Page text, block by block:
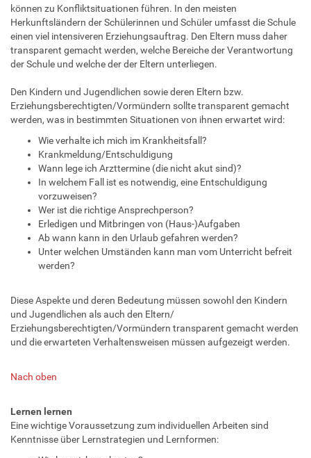
können zu Konfliktsituationen führen. In den meisten
Herkunftsländern der Schülerinnen und Schüler umfasst die Schule
einen viel intensiveren Erziehungsauftrag. Den Eltern muss daher
transparent gemacht werden, welche Bereiche der Verantwortung
der Schule und welche der der Eltern unterliegen.
Den Kindern und Jugendlichen sowie deren Eltern bzw.
Erziehungsberechtigten/Vormündern sollte transparent gemacht
werden, was in bestimmten Situationen von ihnen erwartet wird:
Wie verhalte ich mich im Krankheitsfall?
Krankmeldung/Entschuldigung
Wann lege ich Arzttermine (die nicht akut sind)?
In welchem Fall ist es notwendig, eine Entschuldigung
vorzuweisen?
Wer ist die richtige Ansprechperson?
Erledigen und Mitbringen von (Haus-)Aufgaben
Ab wann kann in den Urlaub gefahren werden?
Unter welchen Umständen kann man vom Unterricht befreit
werden?
Diese Aspekte und deren Bedeutung müssen sowohl den Kindern
und Jugendlichen als auch den Eltern/
Erziehungsberechtigten/Vormündern transparent gemacht werden
und die erwarteten Verhaltensweisen müssen aufgezeigt werden.
Nach oben
Lernen lernen
Eine wichtige Voraussetzung zum individuellen Arbeiten sind
Kenntnisse über Lernstrategien und Lernformen: